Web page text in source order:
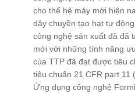
cho thế hệ máy mới hiện
dây chuyền tạo hạt tự
công nghệ sản xuất đã đã
mới với những tính năng
của TTP đã đạt được tiêu
tiêu chuẩn 21 CFR part 11
Ứng dụng công nghệ
Giải Pháp Trộn Khô
Định Hình Sản Phẩm
Đóng Gói
Trung Chuyển Nguyên Liệu
Giải Pháp Phòng Độc